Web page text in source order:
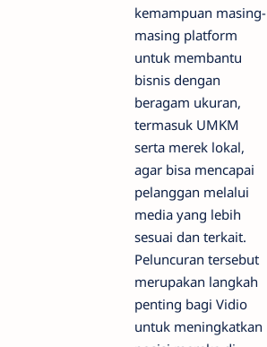
kemampuan masing-
masing platform
untuk membantu
bisnis dengan
beragam ukuran,
termasuk UMKM
serta merek lokal,
agar bisa mencapai
pelanggan melalui
media yang lebih
sesuai dan terkait.
Peluncuran tersebut
merupakan langkah
penting bagi Vidio
untuk meningkatkan